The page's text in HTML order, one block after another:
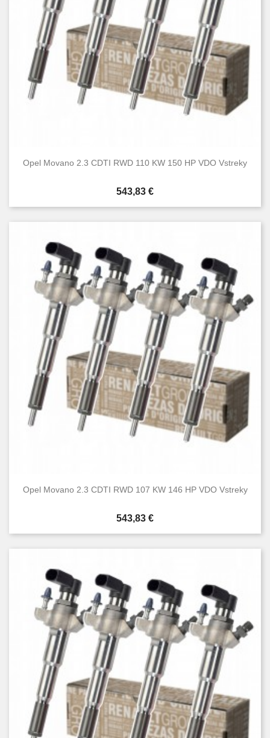
Opel Movano 2.3 CDTI RWD 110 KW 150 HP VDO Vstreky
Cena
543,83 €
Opel Movano 2.3 CDTI RWD 107 KW 146 HP VDO Vstreky
Cena
543,83 €